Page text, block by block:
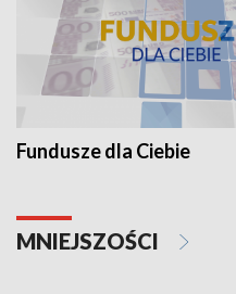
Fundusze dla Ciebie
MNIEJSZOŚCI